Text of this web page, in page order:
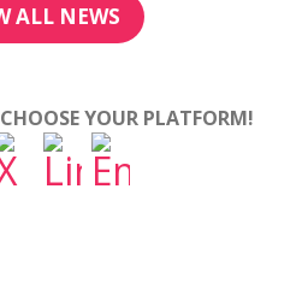
ALL NEWS
YOUR PLATFORM!